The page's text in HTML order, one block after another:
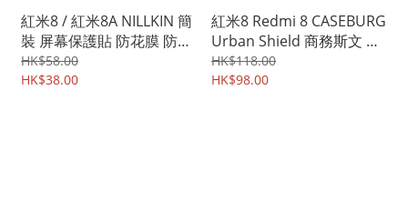
紅米8 / 紅米8A NILLKIN 簡
裝 屏幕保護貼 防花膜 防刮
PET膠貼 4042A
HK$58.00
HK$38.00
紅米8 Redmi 8 CASEBURG
Urban Shield 商務斯文 耐
磨皮紋 保護套 手機軟殼
3991A
HK$118.00
HK$98.00